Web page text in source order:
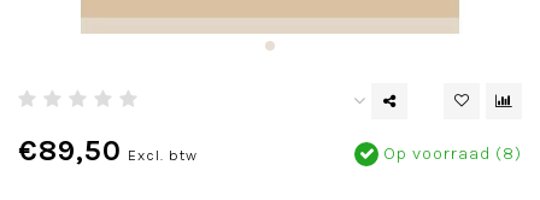
€89,50 Excl. btw Op voorraad (8)